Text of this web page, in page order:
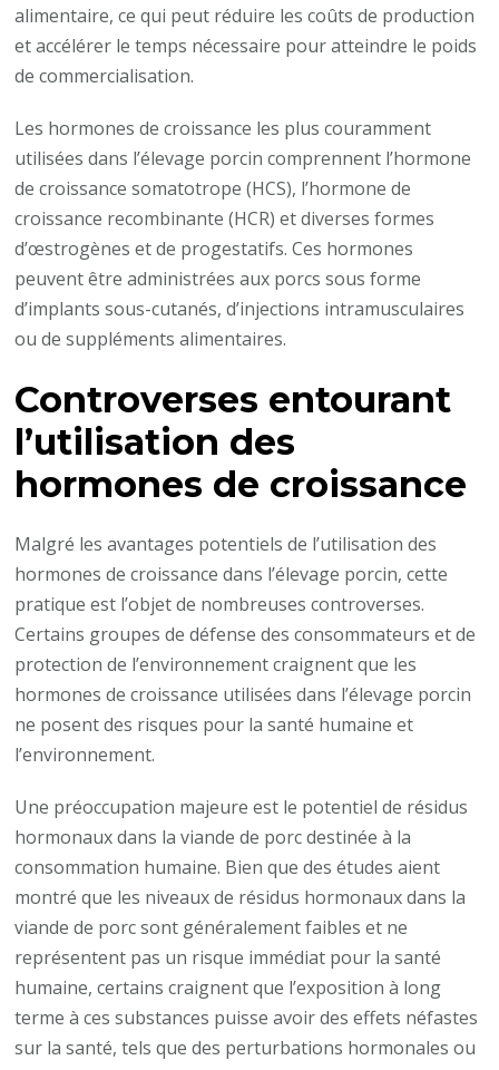
alimentaire, ce qui peut réduire les coûts de production
et accélérer le temps nécessaire pour atteindre le poids
de commercialisation.
Les hormones de croissance les plus couramment
utilisées dans l’élevage porcin comprennent l’hormone
de croissance somatotrope (HCS), l’hormone de
croissance recombinante (HCR) et diverses formes
d’œstrogènes et de progestatifs. Ces hormones
peuvent être administrées aux porcs sous forme
d’implants sous-cutanés, d’injections intramusculaires
ou de suppléments alimentaires.
Controverses entourant
l’utilisation des
hormones de croissance
Malgré les avantages potentiels de l’utilisation des
hormones de croissance dans l’élevage porcin, cette
pratique est l’objet de nombreuses controverses.
Certains groupes de défense des consommateurs et de
protection de l’environnement craignent que les
hormones de croissance utilisées dans l’élevage porcin
ne posent des risques pour la santé humaine et
l’environnement.
Une préoccupation majeure est le potentiel de résidus
hormonaux dans la viande de porc destinée à la
consommation humaine. Bien que des études aient
montré que les niveaux de résidus hormonaux dans la
viande de porc sont généralement faibles et ne
représentent pas un risque immédiat pour la santé
humaine, certains craignent que l’exposition à long
terme à ces substances puisse avoir des effets néfastes
sur la santé, tels que des perturbations hormonales ou